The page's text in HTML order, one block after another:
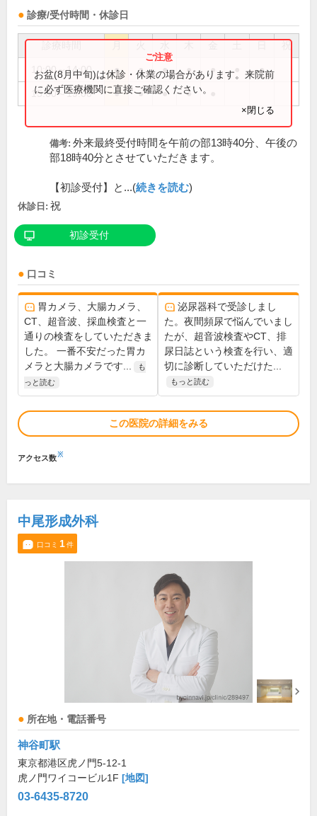
診療/受付時間・休診日
祝
10:00～14:00 ● ● ● ● ● ●
15:00～19:00 ● ● ● ●
お盆(8月中旬)は休診・休業の場合があります。来院前
に必ず医療機関に直接ご確認ください。
×閉じる
備考: 外来最終受付時間を午前の部13時40分、午後の
部18時40分とさせていただきます。
【初診受付】と...(続きを読む)
休診日: 祝
初診受付
口コミ
胃カメラ、大腸カメラ、
CT、超音波、採血検査と一
通りの検査をしていただきま
した。 一番不安だった胃カ
メラと大腸カメラです...
も
っと読む
泌尿器科で受診しまし
た。夜間頻尿で悩んでいまし
たが、超音波検査やCT、排
尿日誌という検査を行い、適
切に診断していただけた...
もっと読む
この医院の詳細をみる
アクセス数※
中尾形成外科
口コミ 1件
所在地・電話番号
神谷町駅
東京都港区虎ノ門5-12-1
虎ノ門ワイコービル1F [地図]
03-6435-8720